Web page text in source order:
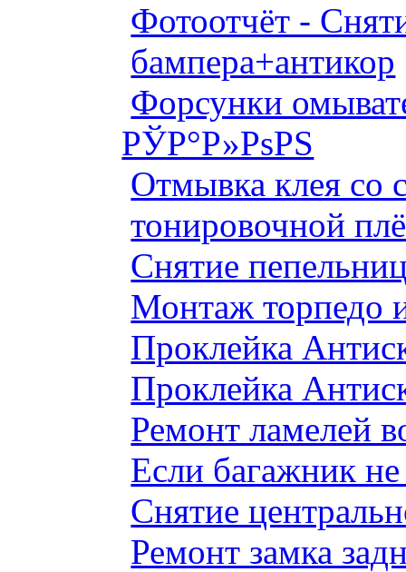
Фотоотчёт -
бампера+антикор
Форсунки
РЎР°Р»РѕРЅ
Отмывка клея со
тонировочной
Снятие
Монтаж торпедо
Проклейка
Проклейка
Ремонт ламелей
Если багажник
Снятие
Ремонт замка